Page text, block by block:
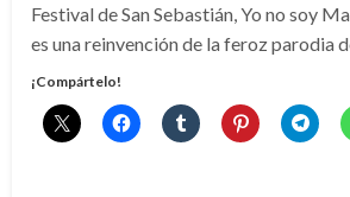
Festival de San Sebastián, Yo no soy
es una reinvención de la feroz parodia
¡Compártelo!